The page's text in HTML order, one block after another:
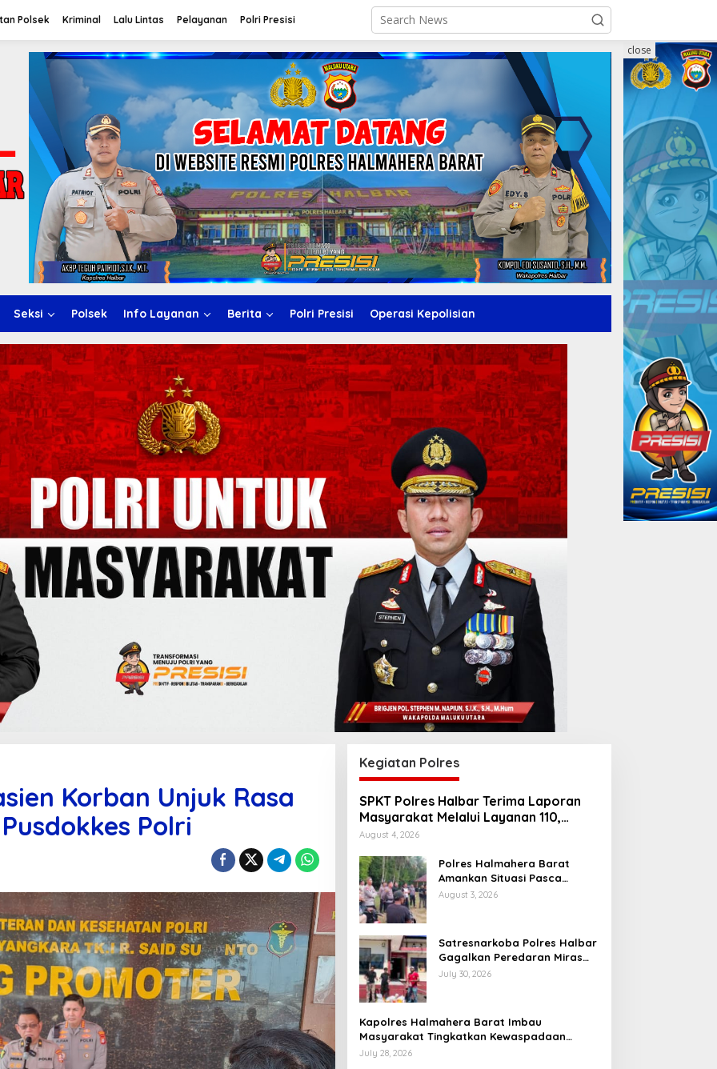
Polsek Kriminal Lalu Lintas Pelayanan Polri Presisi
Seksi Polsek Info Layanan Berita Polri Presisi Operasi Kepolisian
close
Korban Unjuk Rasa
Polri
Kegiatan Polres
SPKT Polres Halbar Terima Laporan
Masyarakat Melalui Layanan 110,
Wujud Pelayanan Presisi 24 Jam
August 4, 2026
Polres Halmahera Barat
Amankan Situasi Pasca
Tarkam Di Tiga Desa, Mediasi
August 3, 2026
Satresnarkoba Polres Halbar
Gagalkan Peredaran Miras
Cap Tikus, Sita Ratusan
July 30, 2026
Kapolres Halmahera Barat Imbau
Masyarakat Tingkatkan Kewaspadaan
Cegah Kebakaran
July 28, 2026